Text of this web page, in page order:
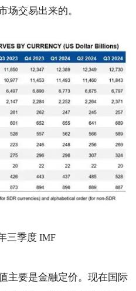
场交易出来的。
三季度 IMF
主要是金融定价。现在国际